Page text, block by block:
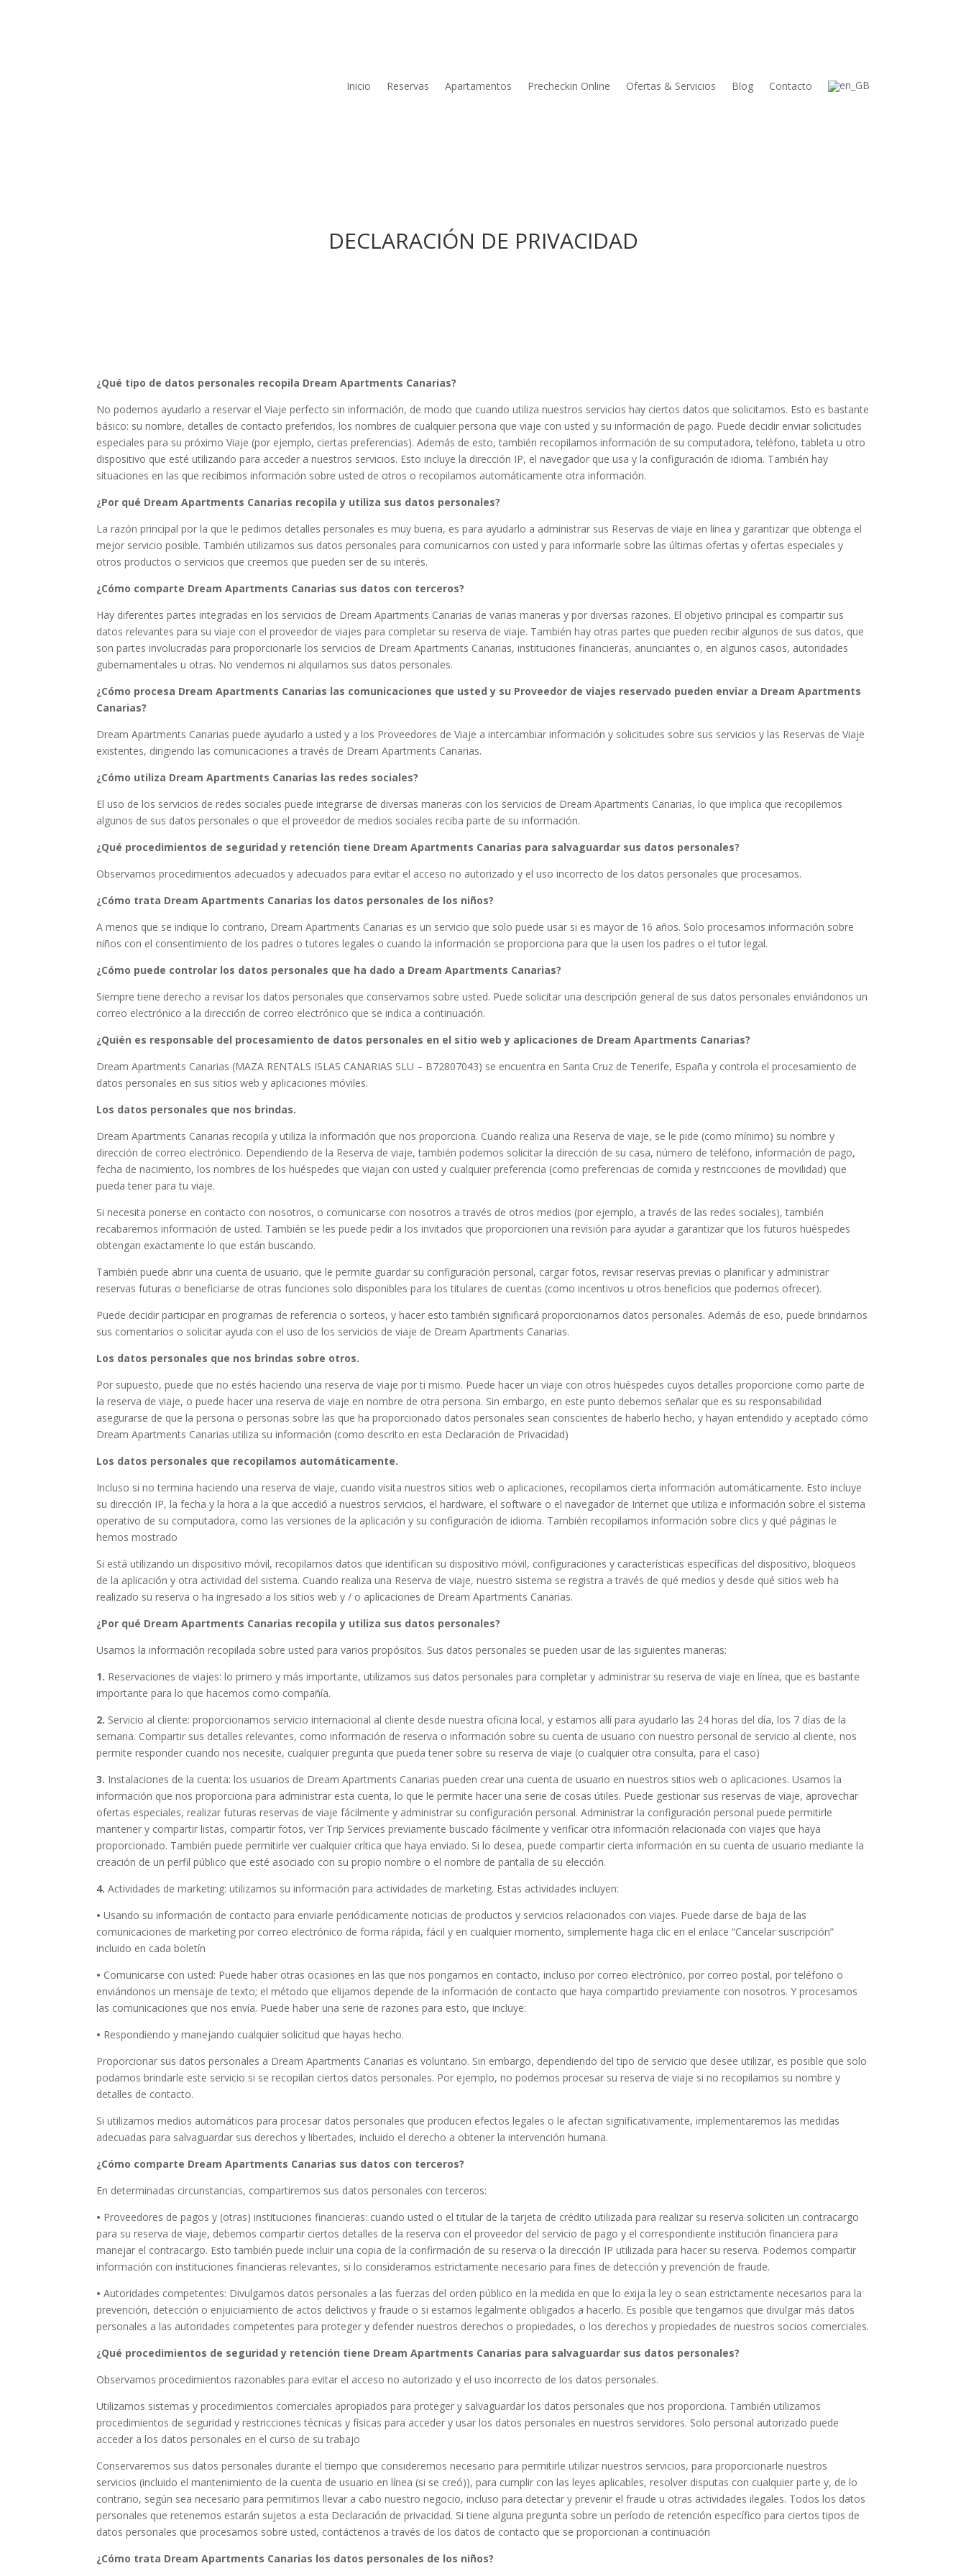
Inicio Reservas Apartamentos Precheckin Online Ofertas & Servicios Blog Contacto
DECLARACIÓN DE PRIVACIDAD
¿Qué tipo de datos personales recopila Dream Apartments Canarias?
No podemos ayudarlo a reservar el Viaje perfecto sin información, de modo que cuando utiliza nuestros servicios hay ciertos datos que solicitamos. Esto es bastante
básico: su nombre, detalles de contacto preferidos, los nombres de cualquier persona que viaje con usted y su información de pago. Puede decidir enviar solicitudes
especiales para su próximo Viaje (por ejemplo, ciertas preferencias). Además de esto, también recopilamos información de su computadora, teléfono, tableta u otro
dispositivo que esté utilizando para acceder a nuestros servicios. Esto incluye la dirección IP, el navegador que usa y la configuración de idioma. También hay
situaciones en las que recibimos información sobre usted de otros o recopilamos automáticamente otra información.
¿Por qué Dream Apartments Canarias recopila y utiliza sus datos personales?
La razón principal por la que le pedimos detalles personales es muy buena, es para ayudarlo a administrar sus Reservas de viaje en línea y garantizar que obtenga el
mejor servicio posible. También utilizamos sus datos personales para comunicarnos con usted y para informarle sobre las últimas ofertas y ofertas especiales y
otros productos o servicios que creemos que pueden ser de su interés.
¿Cómo comparte Dream Apartments Canarias sus datos con terceros?
Hay diferentes partes integradas en los servicios de Dream Apartments Canarias de varias maneras y por diversas razones. El objetivo principal es compartir sus
datos relevantes para su viaje con el proveedor de viajes para completar su reserva de viaje. También hay otras partes que pueden recibir algunos de sus datos, que
son partes involucradas para proporcionarle los servicios de Dream Apartments Canarias, instituciones financieras, anunciantes o, en algunos casos, autoridades
gubernamentales u otras. No vendemos ni alquilamos sus datos personales.
¿Cómo procesa Dream Apartments Canarias las comunicaciones que usted y su Proveedor de viajes reservado pueden enviar a Dream Apartments
Canarias?
Dream Apartments Canarias puede ayudarlo a usted y a los Proveedores de Viaje a intercambiar información y solicitudes sobre sus servicios y las Reservas de Viaje
existentes, dirigiendo las comunicaciones a través de Dream Apartments Canarias.
¿Cómo utiliza Dream Apartments Canarias las redes sociales?
El uso de los servicios de redes sociales puede integrarse de diversas maneras con los servicios de Dream Apartments Canarias, lo que implica que recopilemos
algunos de sus datos personales o que el proveedor de medios sociales reciba parte de su información.
¿Qué procedimientos de seguridad y retención tiene Dream Apartments Canarias para salvaguardar sus datos personales?
Observamos procedimientos adecuados y adecuados para evitar el acceso no autorizado y el uso incorrecto de los datos personales que procesamos.
¿Cómo trata Dream Apartments Canarias los datos personales de los niños?
A menos que se indique lo contrario, Dream Apartments Canarias es un servicio que solo puede usar si es mayor de 16 años. Solo procesamos información sobre
niños con el consentimiento de los padres o tutores legales o cuando la información se proporciona para que la usen los padres o el tutor legal.
¿Cómo puede controlar los datos personales que ha dado a Dream Apartments Canarias?
Siempre tiene derecho a revisar los datos personales que conservamos sobre usted. Puede solicitar una descripción general de sus datos personales enviándonos un
correo electrónico a la dirección de correo electrónico que se indica a continuación.
¿Quién es responsable del procesamiento de datos personales en el sitio web y aplicaciones de Dream Apartments Canarias?
Dream Apartments Canarias (MAZA RENTALS ISLAS CANARIAS SLU – B72807043) se encuentra en Santa Cruz de Tenerife, España y controla el procesamiento de
datos personales en sus sitios web y aplicaciones móviles.
Los datos personales que nos brindas.
Dream Apartments Canarias recopila y utiliza la información que nos proporciona. Cuando realiza una Reserva de viaje, se le pide (como mínimo) su nombre y
dirección de correo electrónico. Dependiendo de la Reserva de viaje, también podemos solicitar la dirección de su casa, número de teléfono, información de pago,
fecha de nacimiento, los nombres de los huéspedes que viajan con usted y cualquier preferencia (como preferencias de comida y restricciones de movilidad) que
pueda tener para tu viaje.
Si necesita ponerse en contacto con nosotros, o comunicarse con nosotros a través de otros medios (por ejemplo, a través de las redes sociales), también
recabaremos información de usted. También se les puede pedir a los invitados que proporcionen una revisión para ayudar a garantizar que los futuros huéspedes
obtengan exactamente lo que están buscando.
También puede abrir una cuenta de usuario, que le permite guardar su configuración personal, cargar fotos, revisar reservas previas o planificar y administrar
reservas futuras o beneficiarse de otras funciones solo disponibles para los titulares de cuentas (como incentivos u otros beneficios que podemos ofrecer).
Puede decidir participar en programas de referencia o sorteos, y hacer esto también significará proporcionarnos datos personales. Además de eso, puede brindarnos
sus comentarios o solicitar ayuda con el uso de los servicios de viaje de Dream Apartments Canarias.
Los datos personales que nos brindas sobre otros.
Por supuesto, puede que no estés haciendo una reserva de viaje por ti mismo. Puede hacer un viaje con otros huéspedes cuyos detalles proporcione como parte de
la reserva de viaje, o puede hacer una reserva de viaje en nombre de otra persona. Sin embargo, en este punto debemos señalar que es su responsabilidad
asegurarse de que la persona o personas sobre las que ha proporcionado datos personales sean conscientes de haberlo hecho, y hayan entendido y aceptado cómo
Dream Apartments Canarias utiliza su información (como descrito en esta Declaración de Privacidad)
Los datos personales que recopilamos automáticamente.
Incluso si no termina haciendo una reserva de viaje, cuando visita nuestros sitios web o aplicaciones, recopilamos cierta información automáticamente. Esto incluye
su dirección IP, la fecha y la hora a la que accedió a nuestros servicios, el hardware, el software o el navegador de Internet que utiliza e información sobre el sistema
operativo de su computadora, como las versiones de la aplicación y su configuración de idioma. También recopilamos información sobre clics y qué páginas le
hemos mostrado
Si está utilizando un dispositivo móvil, recopilamos datos que identifican su dispositivo móvil, configuraciones y características específicas del dispositivo, bloqueos
de la aplicación y otra actividad del sistema. Cuando realiza una Reserva de viaje, nuestro sistema se registra a través de qué medios y desde qué sitios web ha
realizado su reserva o ha ingresado a los sitios web y / o aplicaciones de Dream Apartments Canarias.
¿Por qué Dream Apartments Canarias recopila y utiliza sus datos personales?
Usamos la información recopilada sobre usted para varios propósitos. Sus datos personales se pueden usar de las siguientes maneras:
1. Reservaciones de viajes: lo primero y más importante, utilizamos sus datos personales para completar y administrar su reserva de viaje en línea, que es bastante
importante para lo que hacemos como compañía.
2. Servicio al cliente: proporcionamos servicio internacional al cliente desde nuestra oficina local, y estamos allí para ayudarlo las 24 horas del día, los 7 días de la
semana. Compartir sus detalles relevantes, como información de reserva o información sobre su cuenta de usuario con nuestro personal de servicio al cliente, nos
permite responder cuando nos necesite, cualquier pregunta que pueda tener sobre su reserva de viaje (o cualquier otra consulta, para el caso)
3. Instalaciones de la cuenta: los usuarios de Dream Apartments Canarias pueden crear una cuenta de usuario en nuestros sitios web o aplicaciones. Usamos la
información que nos proporciona para administrar esta cuenta, lo que le permite hacer una serie de cosas útiles. Puede gestionar sus reservas de viaje, aprovechar
ofertas especiales, realizar futuras reservas de viaje fácilmente y administrar su configuración personal. Administrar la configuración personal puede permitirle
mantener y compartir listas, compartir fotos, ver Trip Services previamente buscado fácilmente y verificar otra información relacionada con viajes que haya
proporcionado. También puede permitirle ver cualquier crítica que haya enviado. Si lo desea, puede compartir cierta información en su cuenta de usuario mediante la
creación de un perfil público que esté asociado con su propio nombre o el nombre de pantalla de su elección.
4. Actividades de marketing: utilizamos su información para actividades de marketing. Estas actividades incluyen:
• Usando su información de contacto para enviarle periódicamente noticias de productos y servicios relacionados con viajes. Puede darse de baja de las
comunicaciones de marketing por correo electrónico de forma rápida, fácil y en cualquier momento, simplemente haga clic en el enlace “Cancelar suscripción”
incluido en cada boletín
• Comunicarse con usted: Puede haber otras ocasiones en las que nos pongamos en contacto, incluso por correo electrónico, por correo postal, por teléfono o
enviándonos un mensaje de texto; el método que elijamos depende de la información de contacto que haya compartido previamente con nosotros. Y procesamos
las comunicaciones que nos envía. Puede haber una serie de razones para esto, que incluye:
• Respondiendo y manejando cualquier solicitud que hayas hecho.
Proporcionar sus datos personales a Dream Apartments Canarias es voluntario. Sin embargo, dependiendo del tipo de servicio que desee utilizar, es posible que solo
podamos brindarle este servicio si se recopilan ciertos datos personales. Por ejemplo, no podemos procesar su reserva de viaje si no recopilamos su nombre y
detalles de contacto.
Si utilizamos medios automáticos para procesar datos personales que producen efectos legales o le afectan significativamente, implementaremos las medidas
adecuadas para salvaguardar sus derechos y libertades, incluido el derecho a obtener la intervención humana.
¿Cómo comparte Dream Apartments Canarias sus datos con terceros?
En determinadas circunstancias, compartiremos sus datos personales con terceros:
• Proveedores de pagos y (otras) instituciones financieras: cuando usted o el titular de la tarjeta de crédito utilizada para realizar su reserva soliciten un contracargo
para su reserva de viaje, debemos compartir ciertos detalles de la reserva con el proveedor del servicio de pago y el correspondiente institución financiera para
manejar el contracargo. Esto también puede incluir una copia de la confirmación de su reserva o la dirección IP utilizada para hacer su reserva. Podemos compartir
información con instituciones financieras relevantes, si lo consideramos estrictamente necesario para fines de detección y prevención de fraude.
• Autoridades competentes: Divulgamos datos personales a las fuerzas del orden público en la medida en que lo exija la ley o sean estrictamente necesarios para la
prevención, detección o enjuiciamiento de actos delictivos y fraude o si estamos legalmente obligados a hacerlo. Es posible que tengamos que divulgar más datos
personales a las autoridades competentes para proteger y defender nuestros derechos o propiedades, o los derechos y propiedades de nuestros socios comerciales.
¿Qué procedimientos de seguridad y retención tiene Dream Apartments Canarias para salvaguardar sus datos personales?
Observamos procedimientos razonables para evitar el acceso no autorizado y el uso incorrecto de los datos personales.
Utilizamos sistemas y procedimientos comerciales apropiados para proteger y salvaguardar los datos personales que nos proporciona. También utilizamos
procedimientos de seguridad y restricciones técnicas y físicas para acceder y usar los datos personales en nuestros servidores. Solo personal autorizado puede
acceder a los datos personales en el curso de su trabajo
Conservaremos sus datos personales durante el tiempo que consideremos necesario para permitirle utilizar nuestros servicios, para proporcionarle nuestros
servicios (incluido el mantenimiento de la cuenta de usuario en línea (si se creó)), para cumplir con las leyes aplicables, resolver disputas con cualquier parte y, de lo
contrario, según sea necesario para permitirnos llevar a cabo nuestro negocio, incluso para detectar y prevenir el fraude u otras actividades ilegales. Todos los datos
personales que retenemos estarán sujetos a esta Declaración de privacidad. Si tiene alguna pregunta sobre un período de retención específico para ciertos tipos de
datos personales que procesamos sobre usted, contáctenos a través de los datos de contacto que se proporcionan a continuación
¿Cómo trata Dream Apartments Canarias los datos personales de los niños?